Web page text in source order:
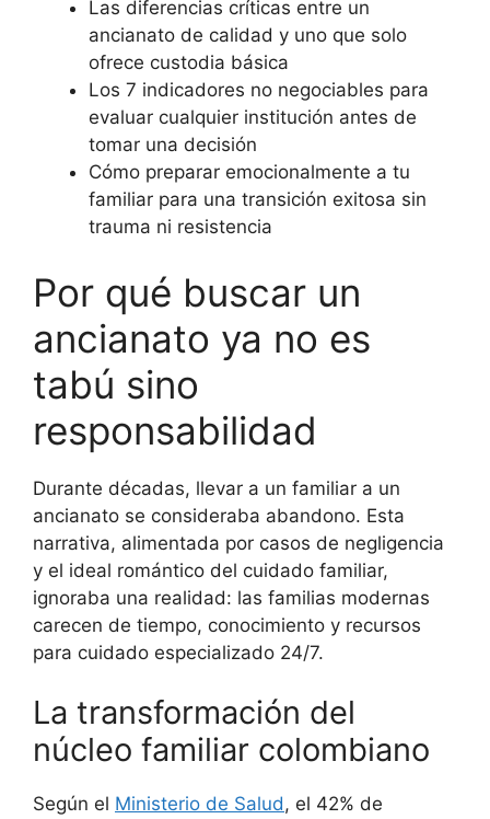
Las diferencias críticas entre un
ancianato de calidad y uno que solo
ofrece custodia básica
Los 7 indicadores no negociables para
evaluar cualquier institución antes de
tomar una decisión
Cómo preparar emocionalmente a tu
familiar para una transición exitosa sin
trauma ni resistencia
Por qué buscar un
ancianato ya no es
tabú sino
responsabilidad
Durante décadas, llevar a un familiar a un
ancianato se consideraba abandono. Esta
narrativa, alimentada por casos de negligencia
y el ideal romántico del cuidado familiar,
ignoraba una realidad: las familias modernas
carecen de tiempo, conocimiento y recursos
para cuidado especializado 24/7.
La transformación del
núcleo familiar colombiano
Según el Ministerio de Salud, el 42% de